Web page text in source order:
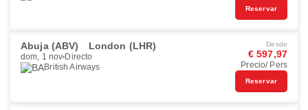
Reservar
Abuja (ABV) London (LHR)
dom, 1 nov Directo
British Airways
Desde
€ 597,97
Precio/ Pers
Reservar